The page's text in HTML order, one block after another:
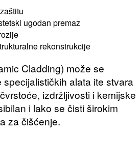
ugodan premaz
rekonstrukcije
Cladding) može se
alata ite stvara
izdržljivosti i kemijske
i lako se čisti širokim
za čišćenje.